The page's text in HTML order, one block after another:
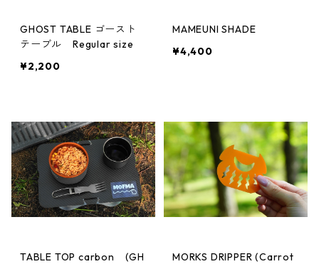
GHOST TABLE ゴースト
テーブル Regular size
¥2,200
MAMEUNI SHADE
¥4,400
TABLE TOP carbon (GH
MORKS DRIPPER (Carrot